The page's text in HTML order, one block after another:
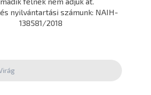
nyilvántartási számunk: NAIH-
138581/2018